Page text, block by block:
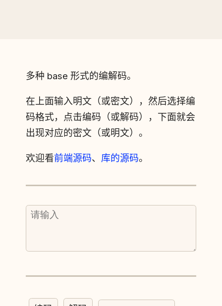
多种 base 形式的编解码。
在上面输入明文（或密文），然后选择编
码格式，点击编码（或解码），下面就会
出现对应的密文（或明文）。
欢迎看前端源码、 库的源码。